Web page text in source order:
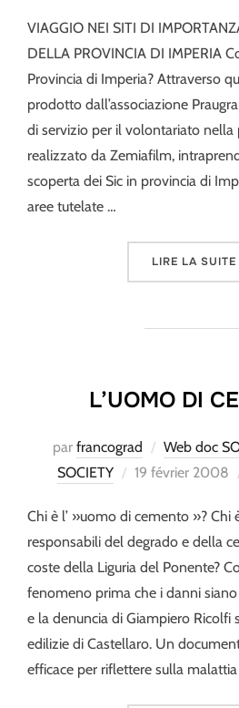
VIAGGIO NEI SITI DI
DELLA PROVINCIA DI IMPERIA
Provincia di Imperia? Attraverso
prodotto dall’associazione
di servizio per il volontariato nella
realizzato da Zemiafilm,
scoperta dei Sic in provincia di
aree tutelate …
LIRE LA SUITE
L’UOMO DI
par francograd
Web doc
SOCIETY
Publié
19 février 2008
Chi è l’ »uomo di cemento »? Chi
responsabili del degrado e della
coste della Liguria del Ponente?
fenomeno prima che i danni
e la denuncia di Giampiero Ricolfi
edilizie di Castellaro. Un
efficace per riflettere sulla